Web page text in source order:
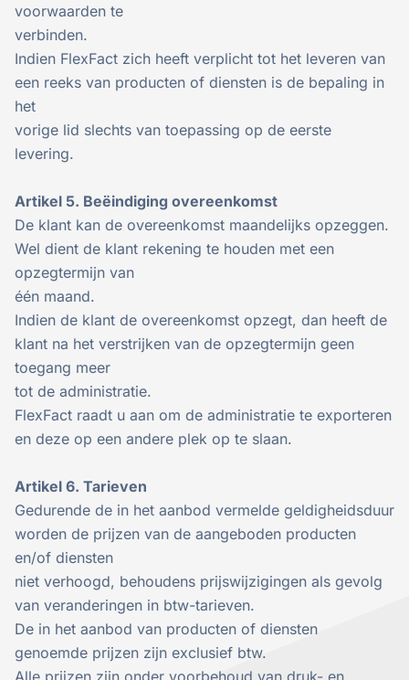
voorwaarden te
verbinden.
Indien FlexFact zich heeft verplicht tot het leveren van
een reeks van producten of diensten is de bepaling in
het
vorige lid slechts van toepassing op de eerste
levering.
Artikel 5. Beëindiging overeenkomst
De klant kan de overeenkomst maandelijks opzeggen.
Wel dient de klant rekening te houden met een
opzegtermijn van
één maand.
Indien de klant de overeenkomst opzegt, dan heeft de
klant na het verstrijken van de opzegtermijn geen
toegang meer
tot de administratie.
FlexFact raadt u aan om de administratie te exporteren
en deze op een andere plek op te slaan.
Artikel 6. Tarieven
Gedurende de in het aanbod vermelde geldigheidsduur
worden de prijzen van de aangeboden producten
en/of diensten
niet verhoogd, behoudens prijswijzigingen als gevolg
van veranderingen in btw-tarieven.
De in het aanbod van producten of diensten
genoemde prijzen zijn exclusief btw.
Alle prijzen zijn onder voorbehoud van druk- en